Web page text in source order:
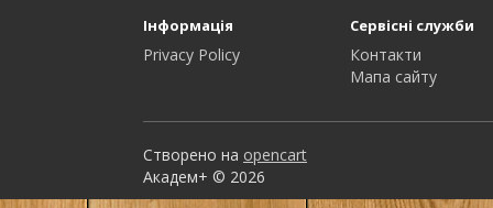
Інформація
Privacy Policy
Сервісні служби
Контакти
Мапа сайту
Створено на opencart
Академ+ © 2026